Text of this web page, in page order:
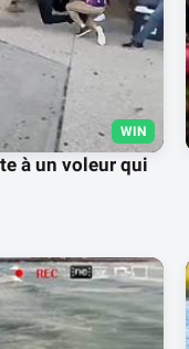
WIN
à un voleur qui